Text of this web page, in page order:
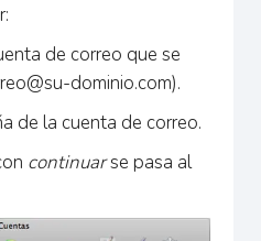
de correo que se
dominio.com).
de la cuenta de correo.
continuarse pasa al